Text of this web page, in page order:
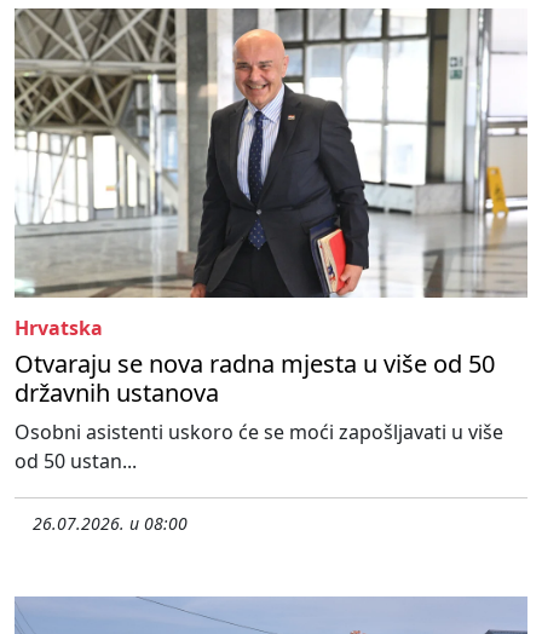
Hrvatska
Otvaraju se nova radna mjesta u više od 50
državnih ustanova
Osobni asistenti uskoro će se moći zapošljavati u više
od 50 ustan...
26.07.2026. u 08:00